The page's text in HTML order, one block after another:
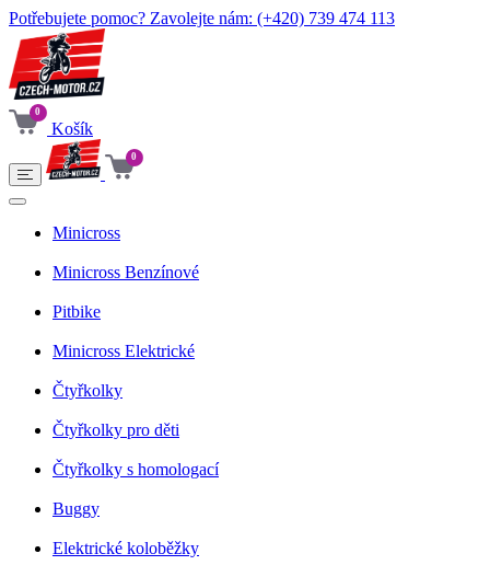
Potřebujete pomoc? Zavolejte nám: (+420) 739 474 113
0
Košík
0
Minicross
Minicross Benzínové
Pitbike
Minicross Elektrické
Čtyřkolky
Čtyřkolky pro děti
Čtyřkolky s homologací
Buggy
Elektrické koloběžky